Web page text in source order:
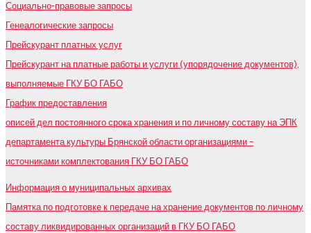
Социально-правовые запросы
Генеалогические запросы
Прейскурант платных услуг
Прейскурант на платные работы и услуги (упорядочение документов),
выполняемые ГКУ БО ГАБО
График предоставления
описей дел постоянного срока хранения и по личному составу на ЭПК
департамента культуры Брянской области организациями –
источниками комплектования ГКУ БО ГАБО
Информация о муниципальных архивах
Памятка по подготовке к передаче на хранение документов по личному
составу ликвидированных организаций в ГКУ БО ГАБО